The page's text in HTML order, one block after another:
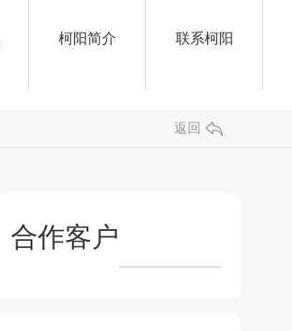
柯阳简介 联系柯阳
返回
合作客户